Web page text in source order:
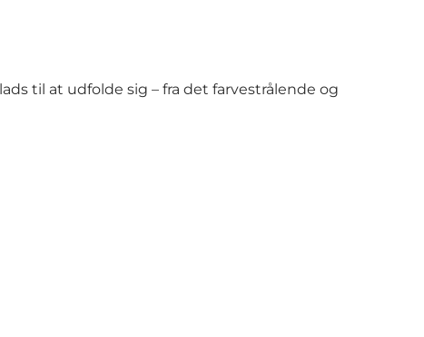
til at udfolde sig – fra det farvestrålende og